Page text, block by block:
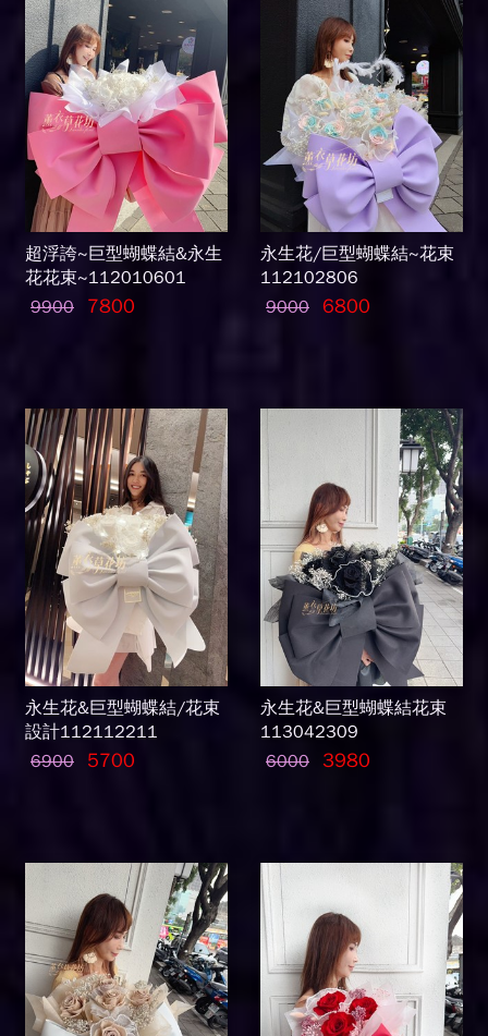
超浮誇~巨型蝴蝶結&永生
花花束~112010601
9900
7800
永生花/巨型蝴蝶結~花束
112102806
9000 6800
永生花&巨型蝴蝶結/花束
設計112112211
6900
5700
永生花&巨型蝴蝶結花束
113042309
6000 3980